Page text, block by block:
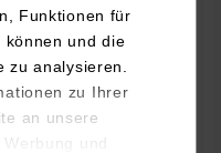
Funktionen für
können und die
analysieren.
zu Ihrer
an unsere
und
moderne
Fahrzeugkonzepte für